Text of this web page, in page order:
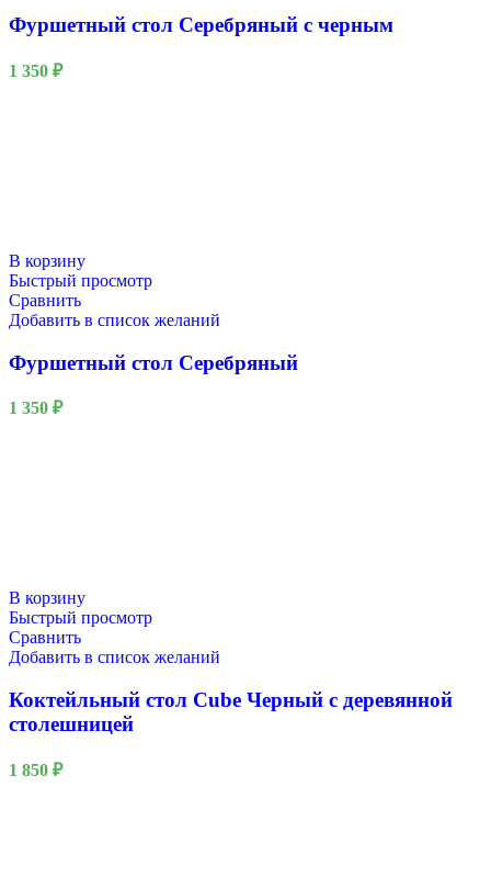
Фуршетный стол Серебряный с черным
1 350 ₽
В корзину
Быстрый просмотр
Сравнить
Добавить в список желаний
Фуршетный стол Серебряный
1 350 ₽
В корзину
Быстрый просмотр
Сравнить
Добавить в список желаний
Коктейльный стол Cube Черный с деревянной
столешницей
1 850 ₽